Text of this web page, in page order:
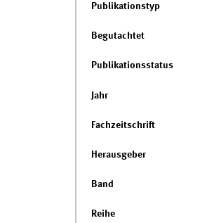
Publikationstyp
Begutachtet
Publikationsstatus
Jahr
Fachzeitschrift
Herausgeber
Band
Reihe